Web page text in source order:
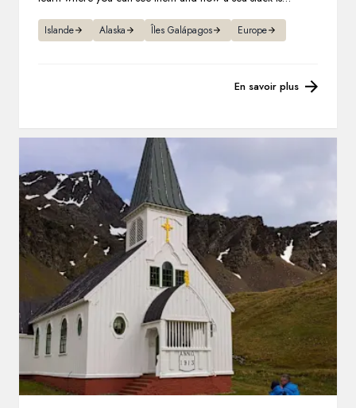
formed.
Islande Alaska Îles Galápagos Europe
En savoir plus